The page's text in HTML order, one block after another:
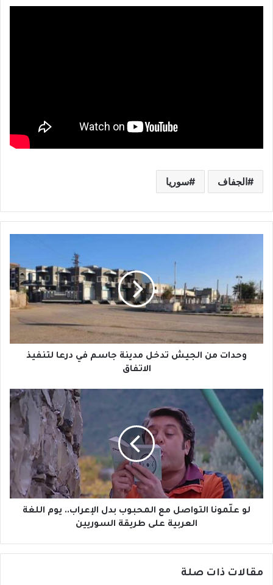
الجفاف سوريا
ا
ت
م
ن
ل
ت
د
خ
ل
م
د
ي
ن
ة
م
ي
وحدات من الجيش تدخل مدينة جاسم في درعا لتنفيذ
الاتفاق
ل
ع
لّ
م
و
ا
ا
ل
لو علّمونا التواصل مع المحبوب بدل الإعراب.. يوم اللغة
العربية على طريقة السوريين
مقالات ذات صلة